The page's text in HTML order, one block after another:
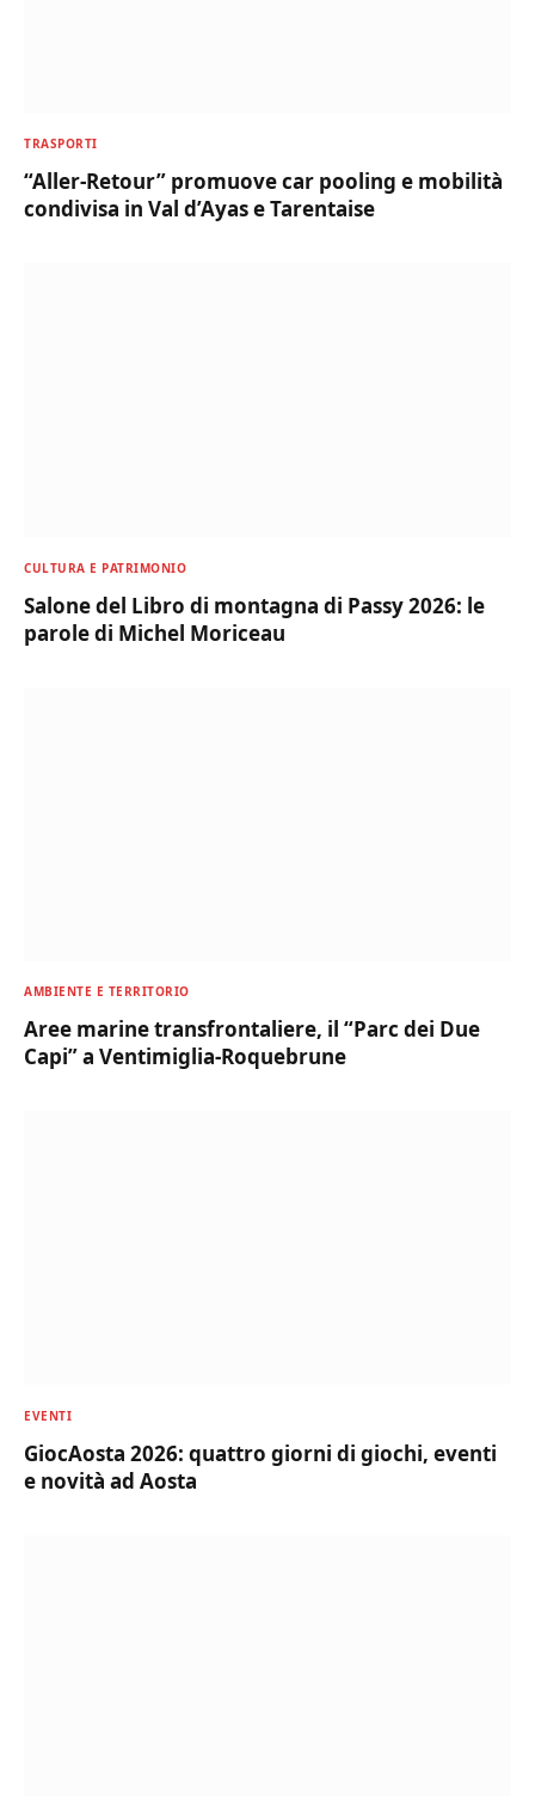
TRASPORTI
“Aller-Retour” promuove car pooling e mobilità
condivisa in Val d’Ayas e Tarentaise
CULTURA E PATRIMONIO
Salone del Libro di montagna di Passy 2026: le
parole di Michel Moriceau
AMBIENTE E TERRITORIO
Aree marine transfrontaliere, il “Parc dei Due
Capi” a Ventimiglia-Roquebrune
EVENTI
GiocAosta 2026: quattro giorni di giochi, eventi
e novità ad Aosta